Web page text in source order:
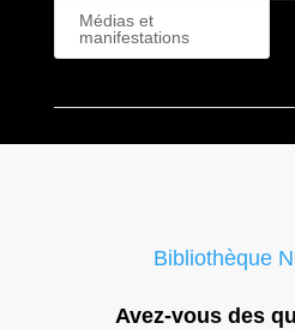
Médias et
manifestations
Bibliothèque
Avez-vous des